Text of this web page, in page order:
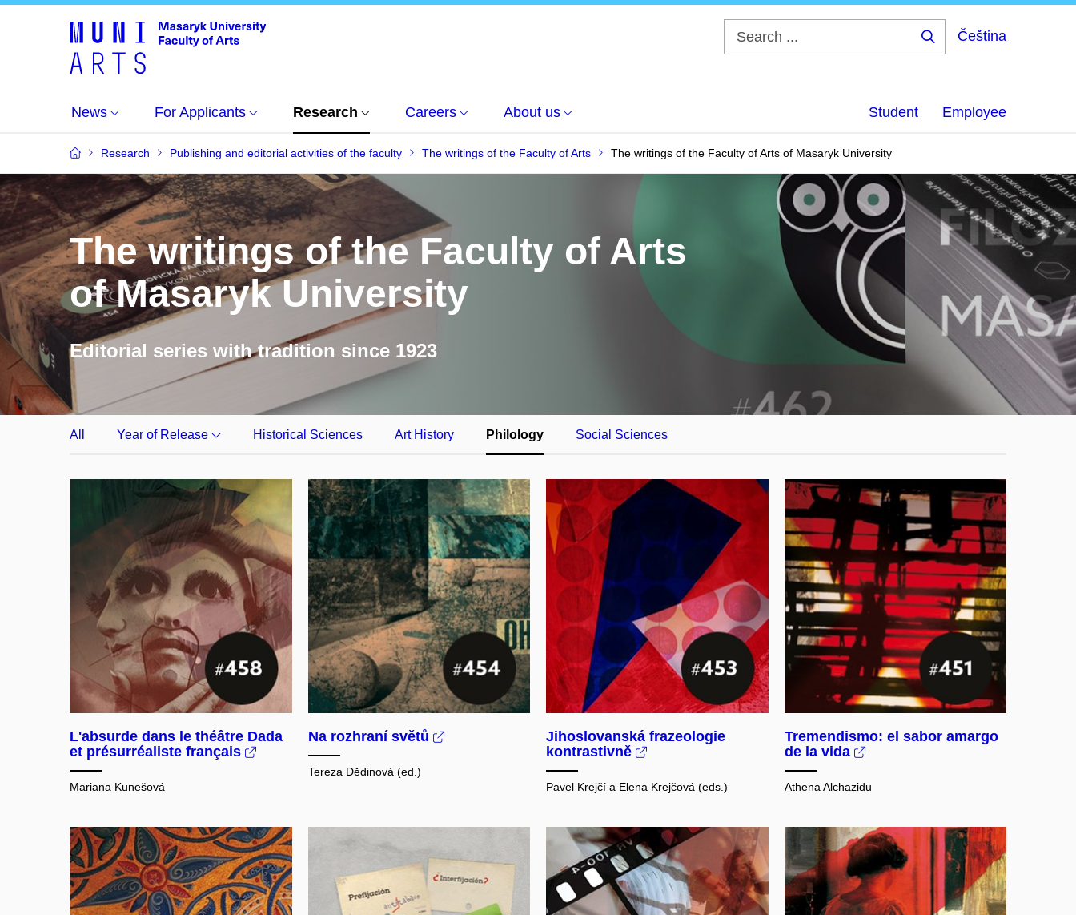
Čeština
News For Applicants Research Careers About us Student Employee
Research Publishing and editorial activities of the faculty The writings of the Faculty of Arts The writings of the Faculty of Arts of Masaryk University
The writings of the Faculty of Arts
of Masaryk University
Editorial series with tradition since 1923
All Year of Release Historical Sciences Art History Philology Social Sciences
L'absurde dans le théâtre Dada
et présurréaliste français
Mariana Kunešová
Na rozhraní světů
Tereza Dědinová (ed.)
Jihoslovanská frazeologie
kontrastivně
Pavel Krejčí a Elena Krejčová (eds.)
Tremendismo: el sabor amargo
de la vida
Athena Alchazidu